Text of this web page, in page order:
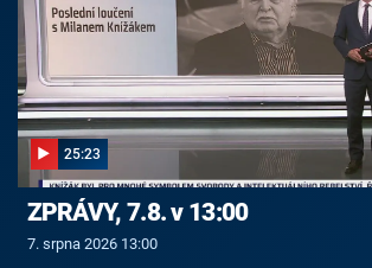
25:23
ZPRÁVY, 7.8. v 13:00
7. srpna 2026 13:00